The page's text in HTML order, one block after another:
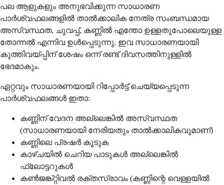
പല ആളുകളും അനുഭവിക്കുന്ന സാധാരണ
പാർശ്വഫലങ്ങളിൽ താൽക്കാലിക നേത്ര സംബന്ധമായ
അസ്വസ്ഥത, ചുവപ്പ്, കണ്ണിൽ എന്തോ ഉള്ളതുപോലെയുള്ള
തോന്നൽ എന്നിവ ഉൾപ്പെടുന്നു. ഇവ സാധാരണയായി
കുത്തിവയ്പ്പിന് ശേഷം ഒന്ന് രണ്ട് ദിവസത്തിനുള്ളിൽ
ഭേദമാകും.
ഏറ്റവും സാധാരണയായി റിപ്പോർട്ട് ചെയ്യപ്പെടുന്ന
പാർശ്വഫലങ്ങൾ ഇതാ:
കണ്ണിന് വേദന അല്ലെങ്കിൽ അസ്വസ്ഥത
(സാധാരണയായി നേരിയതും താൽക്കാലികവുമാണ്)
കണ്ണിലെ പ്രഷർ കൂടുക
കാഴ്ചയിൽ ചെറിയ പാടുകൾ അല്ലെങ്കിൽ
ഫ്ലോട്ടറുകൾ
കൺജങ്ക്റ്റിവൽ രക്തസ്രാവം (കണ്ണിന്റെ വെള്ളയിൽ